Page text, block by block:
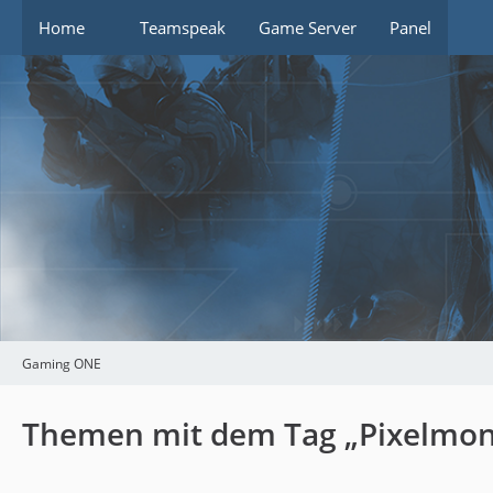
Home Teamspeak Game Server Panel
Gaming ONE
Themen mit dem Tag